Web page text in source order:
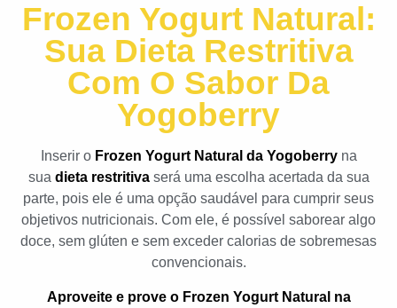
Frozen Yogurt Natural:
Sua Dieta Restritiva
Com O Sabor Da
Yogoberry
Inserir o Frozen Yogurt Natural da Yogoberryna
sua dieta restritivaserá uma escolha acertada da sua
parte, pois ele é uma opção saudável para cumprir seus
objetivos nutricionais. Com ele, é possível saborear algo
doce, sem glúten e sem exceder calorias de sobremesas
convencionais.
Aproveite e prove o Frozen Yogurt Natural na